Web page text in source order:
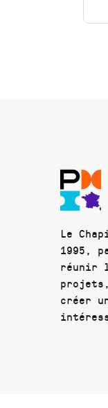
Le
1995,
réunir
créer